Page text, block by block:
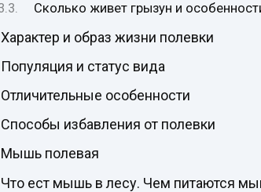
Сколько живет грызун и
Характер и образ жизни полевки
Популяция и статус вида
Отличительные особенности
Способы избавления от полевки
Мышь полевая
Что ест мышь в лесу. Чем питаются